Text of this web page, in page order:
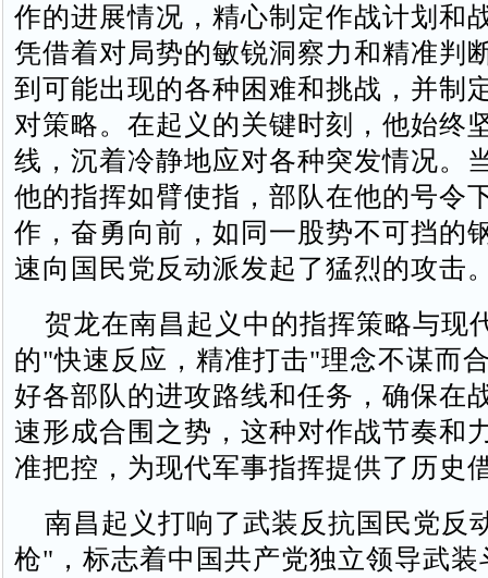
作的进展情况，精心制定作战计划和
凭借着对局势的敏锐洞察力和精准判
到可能出现的各种困难和挑战，并制
对策略。在起义的关键时刻，他始终
线，沉着冷静地应对各种突发情况。
他的指挥如臂使指，部队在他的号令
作，奋勇向前，如同一股势不可挡的
速向国民党反动派发起了猛烈的攻击
贺龙在南昌起义中的指挥策略与现
的"快速反应，精准打击"理念不谋而
好各部队的进攻路线和任务，确保在
速形成合围之势，这种对作战节奏和
准把控，为现代军事指挥提供了历史
南昌起义打响了武装反抗国民党反
枪"，标志着中国共产党独立领导武装